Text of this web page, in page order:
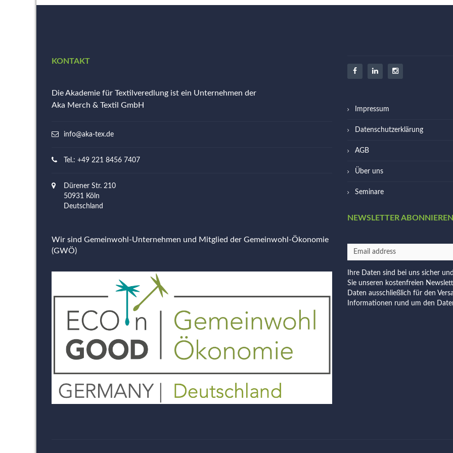
KONTAKT
Die Akademie für Textilveredlung ist ein Unternehmen der
Aka Merch & Textil GmbH
info@aka-tex.de
Tel.: +49 221 8456 7407
Dürener Str. 210
50931 Köln
Deutschland
Wir sind Gemeinwohl-Unternehmen und Mitglied der Gemeinwohl-Ökonomie
(GWÖ)
Impressum
Datenschutzerklärung
AGB
Über uns
Seminare
NEWSLETTER ABONNIEREN
Ihre Daten sind bei uns sicher
Sie unseren kostenfreien
Daten ausschließlich für den
Informationen rund um den